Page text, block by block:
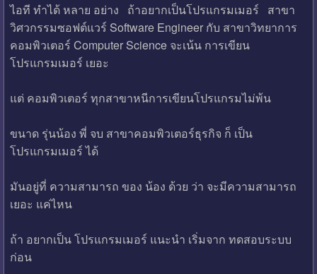
ไอที ทำได้ หลาย อย่าง ถ้าอยากเป็นโปรแกรมเมอร์ สาขา
วิศวกรรมซอฟต์แวร์ Software Engineer กับ สาขาวิทยาการ
คอมพิวเตอร์ Computer Science จะเน้น การเขียน
โปรแกรมเมอร์ เยอะ
แต่ คอมพิวเตอร์ ทุกสาขาหนีการเขียนโปรแกรมไม่พ้น
ขนาด รุ่นน้อง พี่ จบ สาขาคอมพิวเตอร์ธุรกิจ ก็ เป็น
โปรแกรมเมอร์ ได้
มันอยู่ที่ ความสามารถ ของ น้อง ด้วย ว่า จะมีความสามารถ
เยอะ แค่ไหน
ถ้า อยากเป็น โปรแกรมเมอร์ แนะนำ เริ่มจาก ทดสอบระบบ
ก่อน